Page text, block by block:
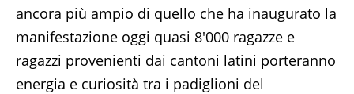
ancora più ampio di quello che ha inaugurato la
manifestazione oggi quasi 8'000 ragazze e
ragazzi provenienti dai cantoni latini porteranno
energia e curiosità tra i padiglioni del